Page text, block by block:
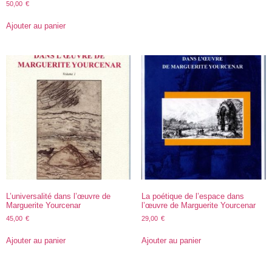
50,00 €
Ajouter au panier
L’universalité dans l’œuvre de
Marguerite Yourcenar
45,00 €
Ajouter au panier
La poétique de l’espace dans
l’œuvre de Marguerite Yourcenar
29,00 €
Ajouter au panier